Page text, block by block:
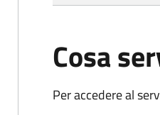
Cosa
Per accedere al